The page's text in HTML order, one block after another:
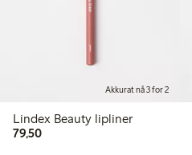
Akkurat nå 3 for 2
Lindex Beauty lipliner
79,5079,50 kr